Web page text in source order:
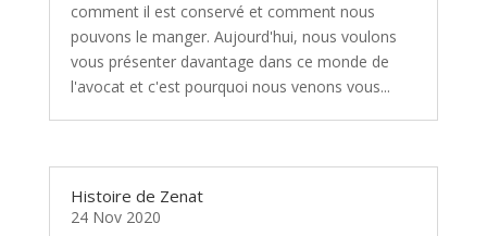
comment il est conservé et comment nous
pouvons le manger. Aujourd'hui, nous voulons
vous présenter davantage dans ce monde de
l'avocat et c'est pourquoi nous venons vous...
Histoire de Zenat
24 Nov 2020